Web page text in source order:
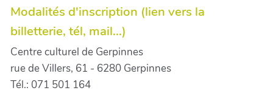
Modalités d'inscription (lien vers la
billetterie, tél, mail...)
Centre culturel de Gerpinnes
rue de Villers, 61 - 6280 Gerpinnes
Tél.: 071 501 164